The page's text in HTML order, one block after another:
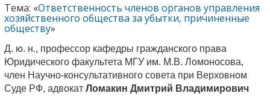
Тема: «Ответственность членов органов управления
хозяйственного общества за убытки, причиненные
обществу»
Д. ю. н., профессор кафедры гражданского права
Юридического факультета МГУ им. М.В. Ломоносова,
член Научно-консультативного совета при Верховном
Суде РФ, адвокат Ломакин Дмитрий Владимирович